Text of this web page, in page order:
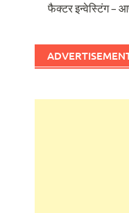
फैक्टर इन्वेस्टिंग –